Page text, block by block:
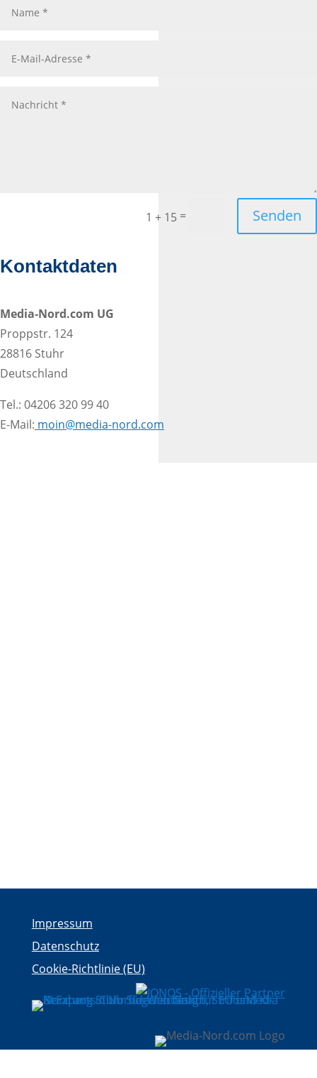
1 + 15 = Senden
Kontaktdaten
Media-Nord.com UG
Proppstr. 124
28816 Stuhr
Deutschland
Tel.: 04206 320 99 40
E-Mail: moin@media-nord.com
Impressum
Datenschutz
Cookie-Richtlinie (EU)